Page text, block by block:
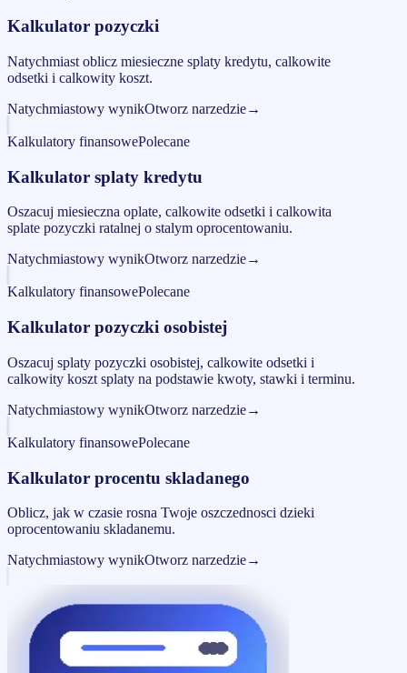
Kalkulator pozyczki
Natychmiast oblicz miesieczne splaty kredytu, calkowite
odsetki i calkowity koszt.
Natychmiastowy wynikOtworz narzedzie→
Kalkulatory finansowePolecane
Kalkulator splaty kredytu
Oszacuj miesieczna oplate, calkowite odsetki i calkowita
splate pozyczki ratalnej o stalym oprocentowaniu.
Natychmiastowy wynikOtworz narzedzie→
Kalkulatory finansowePolecane
Kalkulator pozyczki osobistej
Oszacuj splaty pozyczki osobistej, calkowite odsetki i
calkowity koszt splaty na podstawie kwoty, stawki i terminu.
Natychmiastowy wynikOtworz narzedzie→
Kalkulatory finansowePolecane
Kalkulator procentu skladanego
Oblicz, jak w czasie rosna Twoje oszczednosci dzieki
oprocentowaniu skladanemu.
Natychmiastowy wynikOtworz narzedzie→